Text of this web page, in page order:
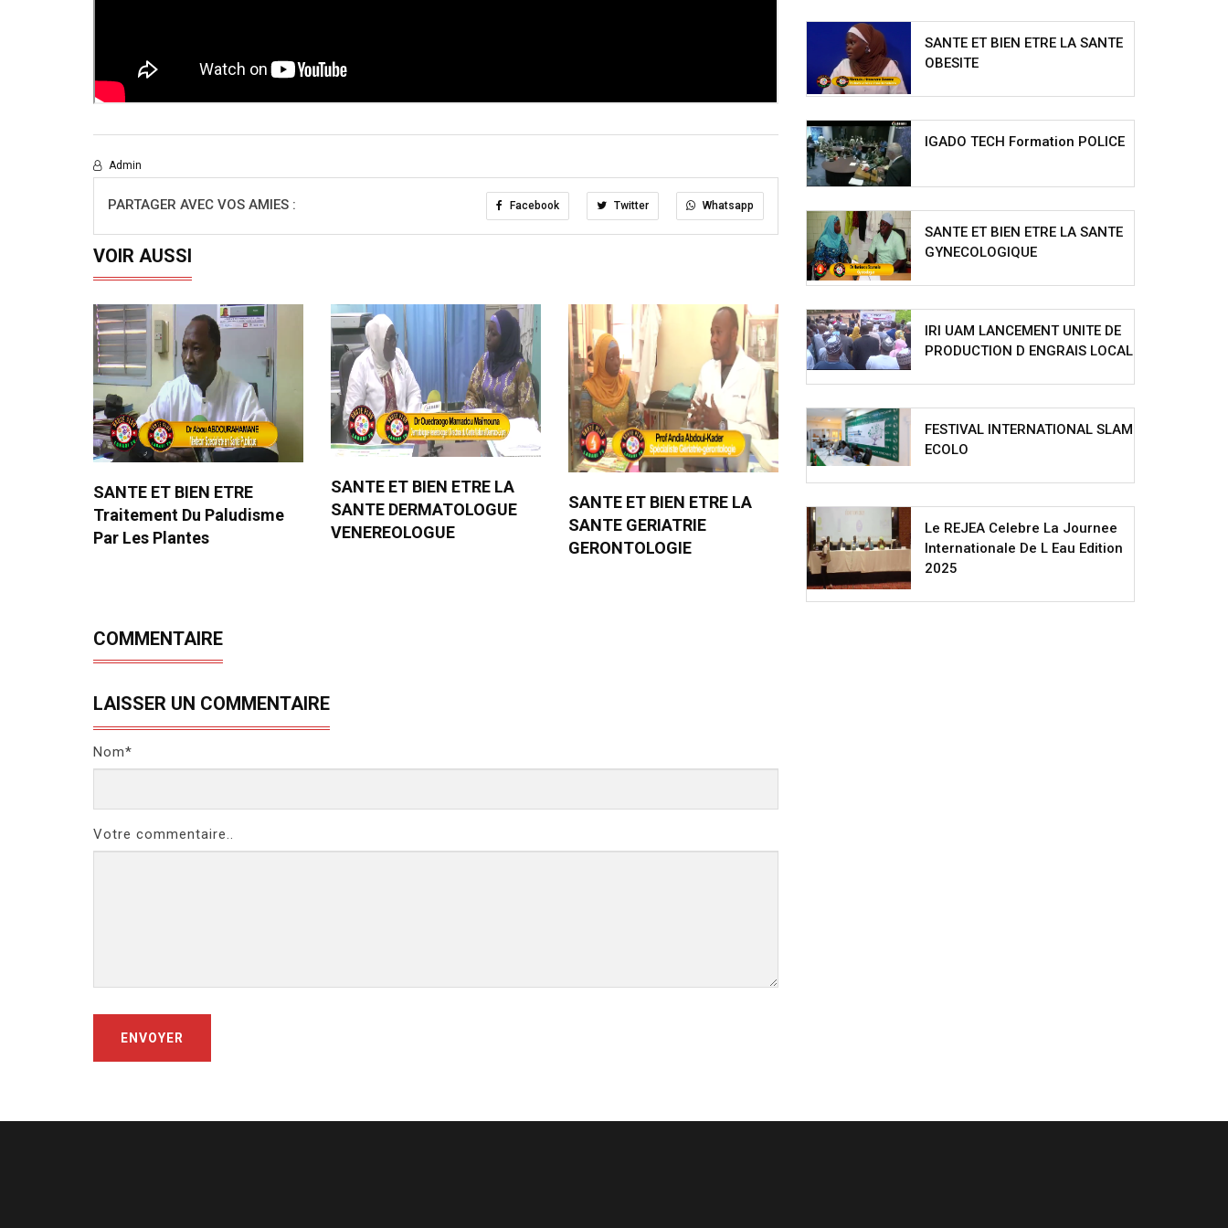
Admin
PARTAGER AVEC VOS AMIES : Facebook Twitter Whatsapp
VOIR AUSSI
SANTE ET BIEN ETRE
Traitement Du Paludisme
Par Les Plantes
SANTE ET BIEN ETRE LA
SANTE DERMATOLOGUE
VENEREOLOGUE
SANTE ET BIEN ETRE LA
SANTE GERIATRIE
GERONTOLOGIE
COMMENTAIRE
LAISSER UN COMMENTAIRE
Nom*
Votre commentaire..
ENVOYER
SANTE ET BIEN ETRE LA SANTE
OBESITE
IGADO TECH Formation POLICE
SANTE ET BIEN ETRE LA SANTE
GYNECOLOGIQUE
IRI UAM LANCEMENT UNITE DE
PRODUCTION D ENGRAIS LOCAL
FESTIVAL INTERNATIONAL SLAM
ECOLO
Le REJEA Celebre La Journee
Internationale De L Eau Edition
2025